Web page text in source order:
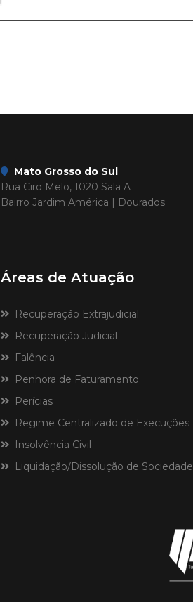
Mato Grosso do Sul
Rua Ciro Melo, 1020 Sala A
Bairro Jardim América | Dourados
Áreas de Atuação
Recuperação Extrajudicial
Recuperação Judicial
Falência
Penhora de Faturamento
Perícias
Regime Centralizado de Execuções
Insolvência Civil
Liquidação/Dissolução de Sociedade